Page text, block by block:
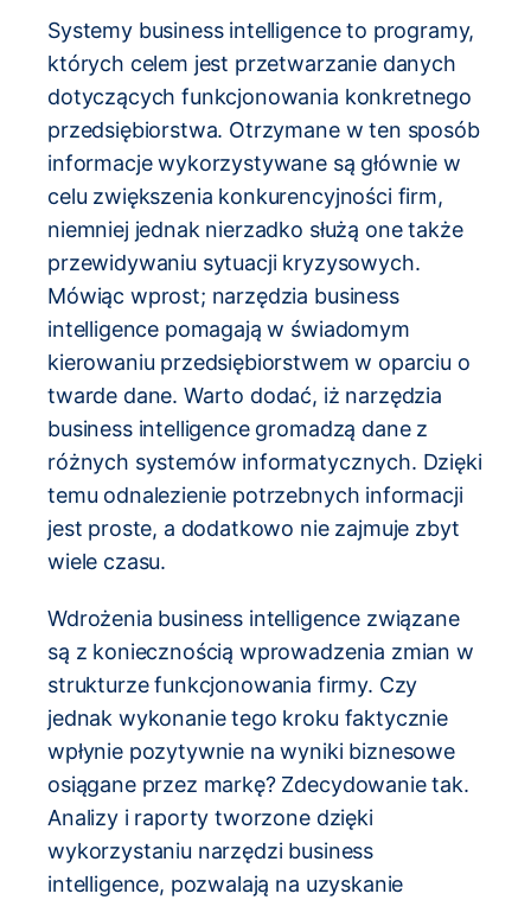
Systemy business intelligence to programy,
których celem jest przetwarzanie danych
dotyczących funkcjonowania konkretnego
przedsiębiorstwa. Otrzymane w ten sposób
informacje wykorzystywane są głównie w
celu zwiększenia konkurencyjności firm,
niemniej jednak nierzadko służą one także
przewidywaniu sytuacji kryzysowych.
Mówiąc wprost; narzędzia business
intelligence pomagają w świadomym
kierowaniu przedsiębiorstwem w oparciu o
twarde dane. Warto dodać, iż narzędzia
business intelligence gromadzą dane z
różnych systemów informatycznych. Dzięki
temu odnalezienie potrzebnych informacji
jest proste, a dodatkowo nie zajmuje zbyt
wiele czasu.
Wdrożenia business intelligence związane
są z koniecznością wprowadzenia zmian w
strukturze funkcjonowania firmy. Czy
jednak wykonanie tego kroku faktycznie
wpłynie pozytywnie na wyniki biznesowe
osiągane przez markę? Zdecydowanie tak.
Analizy i raporty tworzone dzięki
wykorzystaniu narzędzi business
intelligence, pozwalają na uzyskanie